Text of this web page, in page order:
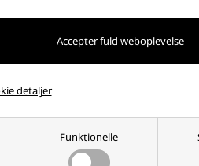
Funktionelle
detaljer